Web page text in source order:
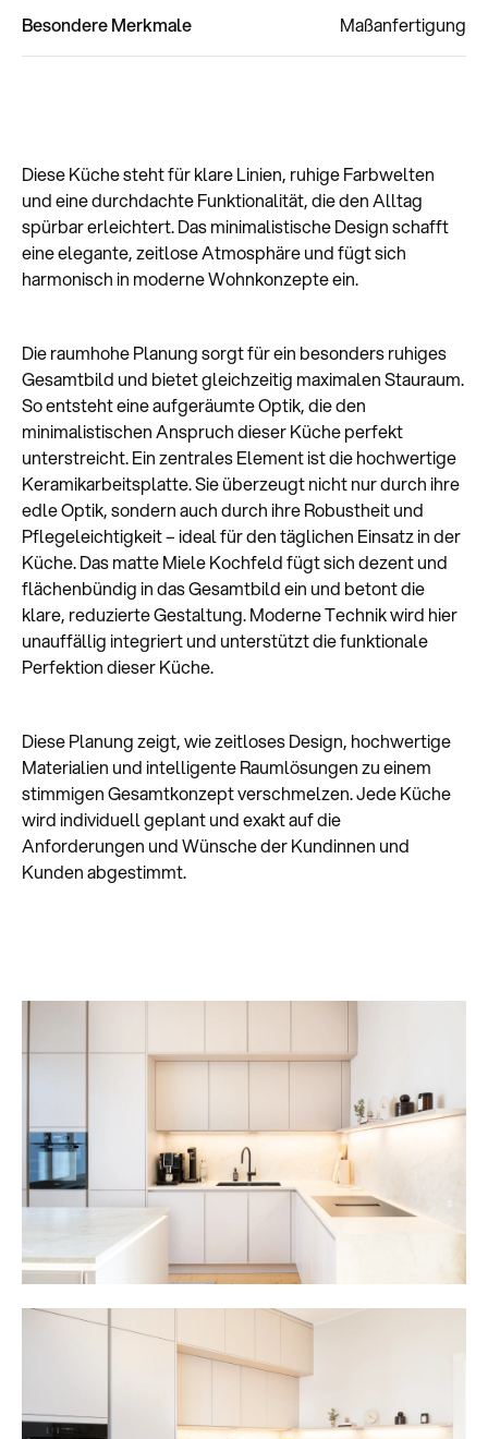
Besondere Merkmale Maßanfertigung
Diese Küche steht für klare Linien, ruhige Farbwelten
und eine durchdachte Funktionalität, die den Alltag
spürbar erleichtert. Das minimalistische Design schafft
eine elegante, zeitlose Atmosphäre und fügt sich
harmonisch in moderne Wohnkonzepte ein.
Die raumhohe Planung sorgt für ein besonders ruhiges
Gesamtbild und bietet gleichzeitig maximalen Stauraum.
So entsteht eine aufgeräumte Optik, die den
minimalistischen Anspruch dieser Küche perfekt
unterstreicht. Ein zentrales Element ist die hochwertige
Keramikarbeitsplatte. Sie überzeugt nicht nur durch ihre
edle Optik, sondern auch durch ihre Robustheit und
Pflegeleichtigkeit – ideal für den täglichen Einsatz in der
Küche. Das matte Miele Kochfeld fügt sich dezent und
flächenbündig in das Gesamtbild ein und betont die
klare, reduzierte Gestaltung. Moderne Technik wird hier
unauffällig integriert und unterstützt die funktionale
Perfektion dieser Küche.
Diese Planung zeigt, wie zeitloses Design, hochwertige
Materialien und intelligente Raumlösungen zu einem
stimmigen Gesamtkonzept verschmelzen. Jede Küche
wird individuell geplant und exakt auf die
Anforderungen und Wünsche der Kundinnen und
Kunden abgestimmt.